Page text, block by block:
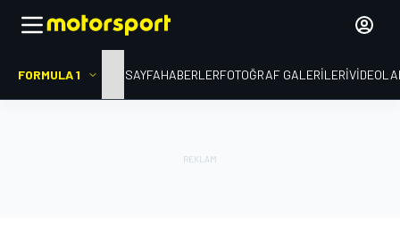
FORMULA 1 ANA SAYFAHABERLERFOTOĞRAF GALERILERI